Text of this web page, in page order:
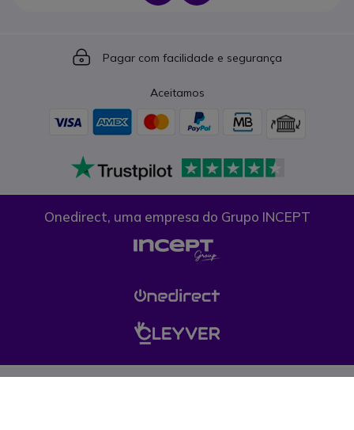
Icon
Pagar com facilidade e segurança
Aceitamos
Onedirect, uma empresa do Grupo INCEPT